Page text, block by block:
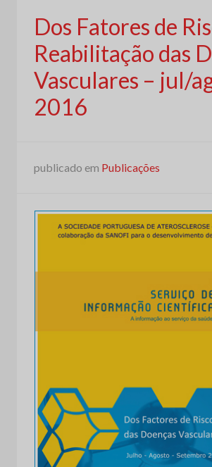
Dos Fatores de
Reabilitação das
Vasculares – jul/
2016
publicado em Publicações